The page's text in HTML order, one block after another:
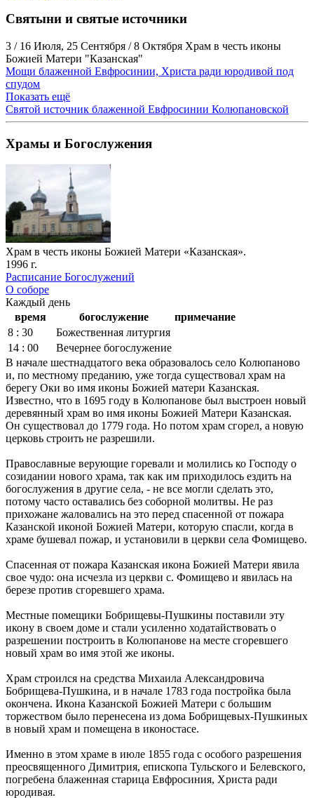
Святыни и святые источники
3 / 16 Июля, 25 Сентября / 8 Октября Храм в честь иконы
Божией Матери "Казанская"
Мощи блаженной Евфросинии, Христа ради юродивой под
спудом
Показать ещё
Святой источник блаженной Евфросинии Колюпановской
Храмы и Богослужения
Храм в честь иконы Божией Матери «Казанская».
1996 г.
Расписание Богослужений
О соборе
Каждый день
время
богослужение
примечание
8 : 30
Божественная литургия
14 : 00
Вечернее богослужение
В начале шестнадцатого века образовалось село Колюпаново
и, по местному преданию, уже тогда существовал храм на
берегу Оки во имя иконы Божией матери Казанская.
Известно, что в 1695 году в Колюпанове был выстроен новый
деревянный храм во имя иконы Божией Матери Казанская.
Он существовал до 1779 года. Но потом храм сгорел, а новую
церковь строить не разрешили.
Православные верующие горевали и молились ко Господу о
созидании нового храма, так как им приходилось ездить на
богослужения в другие села, - не все могли сделать это,
потому часто оставались без соборной молитвы. Не раз
прихожане жаловались на это перед спасенной от пожара
Казанской иконой Божией Матери, которую спасли, когда в
храме бушевал пожар, и установили в церкви села Фомищево.
Спасенная от пожара Казанская икона Божией Матери явила
свое чудо: она исчезла из церкви с. Фомищево и явилась на
березе против сгоревшего храма.
Местные помещики Бобрищевы-Пушкины поставили эту
икону в своем доме и стали усиленно ходатайствовать о
разрешении построить в Колюпанове на месте сгоревшего
новый храм во имя этой же иконы.
Храм строился на средства Михаила Александровича
Бобрищева-Пушкина, и в начале 1783 года постройка была
окончена. Икона Казанской Божией Матери с большим
торжеством было перенесена из дома Бобрищевых-Пушкиных
в новый храм и помещена в иконостасе.
Именно в этом храме в июле 1855 года с особого разрешения
преосвященного Димитрия, епископа Тульского и Белевского,
погребена блаженная старица Евфросиния, Христа ради
юродивая.